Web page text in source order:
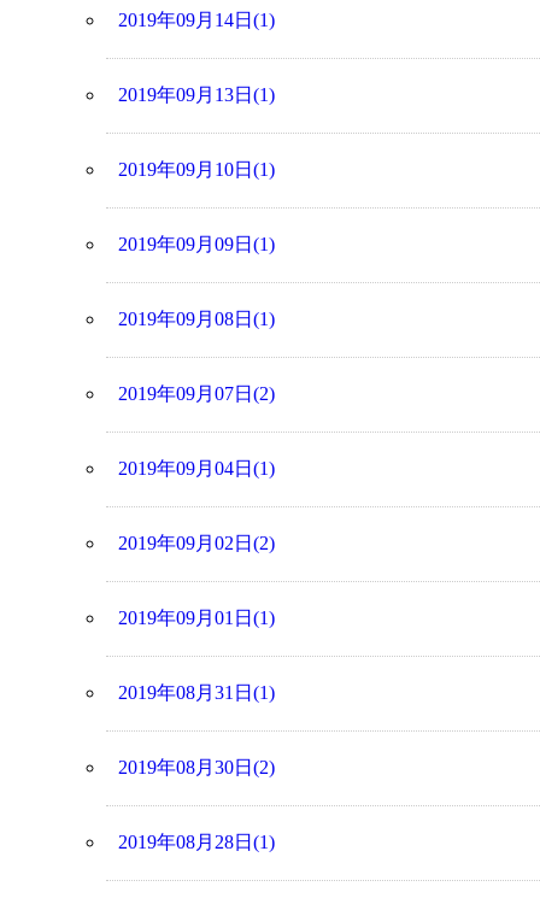
2019年09月14日(1)
2019年09月13日(1)
2019年09月10日(1)
2019年09月09日(1)
2019年09月08日(1)
2019年09月07日(2)
2019年09月04日(1)
2019年09月02日(2)
2019年09月01日(1)
2019年08月31日(1)
2019年08月30日(2)
2019年08月28日(1)